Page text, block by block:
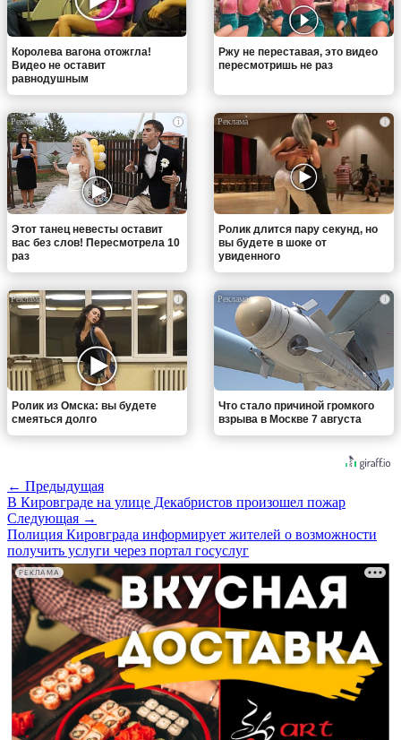
Королева вагона отожгла!
Видео не оставит
равнодушным
Ржу не переставая, это видео
пересмотришь не раз
i
Этот танец невесты оставит
вас без слов! Пересмотрела 10
раз
i
Ролик длится пару секунд, но
вы будете в шоке от
увиденного
i
Ролик из Омска: вы будете
смеяться долго
i
Что стало причиной громкого
взрыва в Москве 7 августа
← Предыдущая
В Кировграде на улице Декабристов произошел пожар
Следующая →
Полиция Кировграда информирует жителей о возможности
получить услуги через портал госуслуг
РЕКЛАМА